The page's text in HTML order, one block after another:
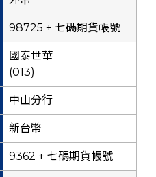
98725 + 七碼期貨帳號
國泰世華
(013)
中山分行
新台幣
9362 + 七碼期貨帳號